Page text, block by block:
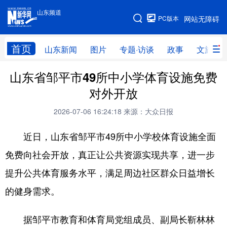
山东频道
网站无障碍
PC版本
首页 山东新闻 图片 专题·访谈 政事 文旅
手机版
网站地图
学习进行时 高层 时政 人事
财经 网评
全球连线
科技 科普 体育 文化
健康 军事 访谈 视频
溯源中国 城市 旅游 能源
山东省邹平市49所中小学体育设施免费
对外开放
2026-07-06 16:24:18 来源：大众日报
近日，山东省邹平市49所中小学校体育设施全面
免费向社会开放，真正让公共资源实现共享，进一步
提升公共体育服务水平，满足周边社区群众日益增长
的健身需求。
据邹平市教育和体育局党组成员、副局长靳林林